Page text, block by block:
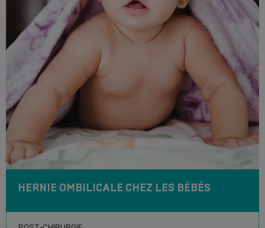
HERNIE OMBILICALE CHEZ LES BÉBÉS